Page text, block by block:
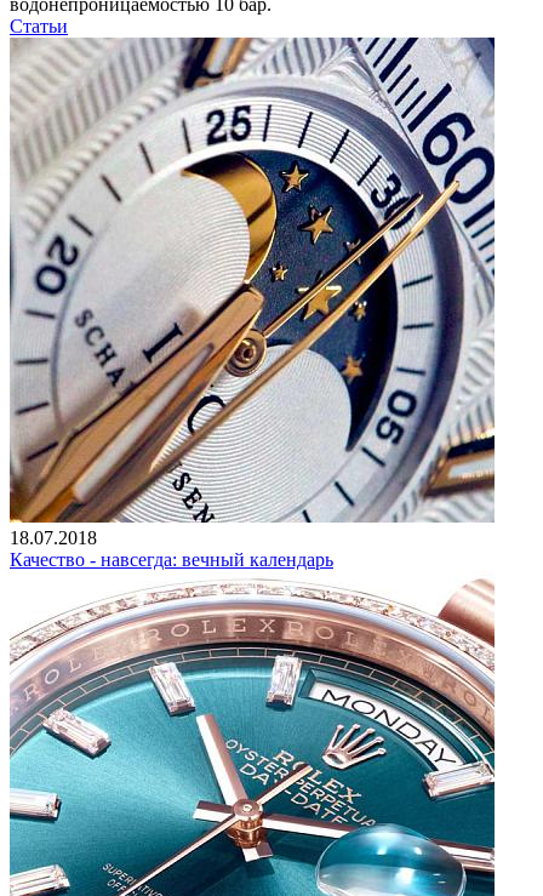
водонепроницаемостью 10 бар.
Статьи
18.07.2018
Качество - навсегда: вечный календарь